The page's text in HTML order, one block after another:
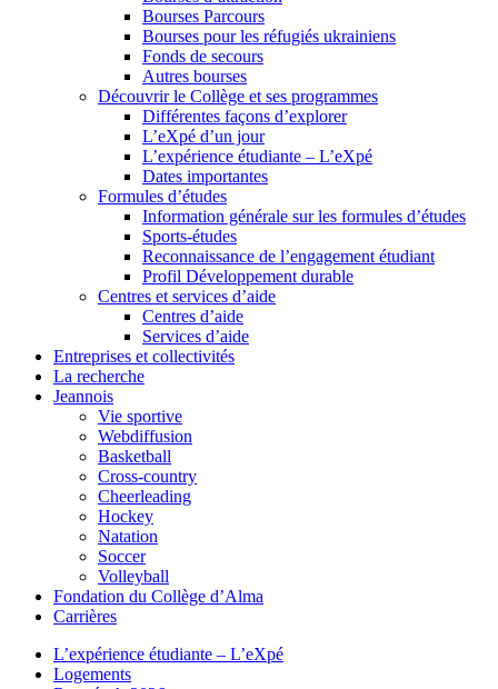
Bourses Parcours
Bourses pour les réfugiés ukrainiens
Fonds de secours
Autres bourses
Découvrir le Collège et ses programmes
Différentes façons d’explorer
L’eXpé d’un jour
L’expérience étudiante – L’eXpé
Dates importantes
Formules d’études
Information générale sur les formules d’études
Sports-études
Reconnaissance de l’engagement étudiant
Profil Développement durable
Centres et services d’aide
Centres d’aide
Services d’aide
Entreprises et collectivités
La recherche
Jeannois
Vie sportive
Webdiffusion
Basketball
Cross-country
Cheerleading
Hockey
Natation
Soccer
Volleyball
Fondation du Collège d’Alma
Carrières
L’expérience étudiante – L’eXpé
Logements